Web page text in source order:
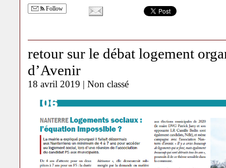
Follow
retour sur le débat logement
d’Avenir
18 avril 2019 | Non classé